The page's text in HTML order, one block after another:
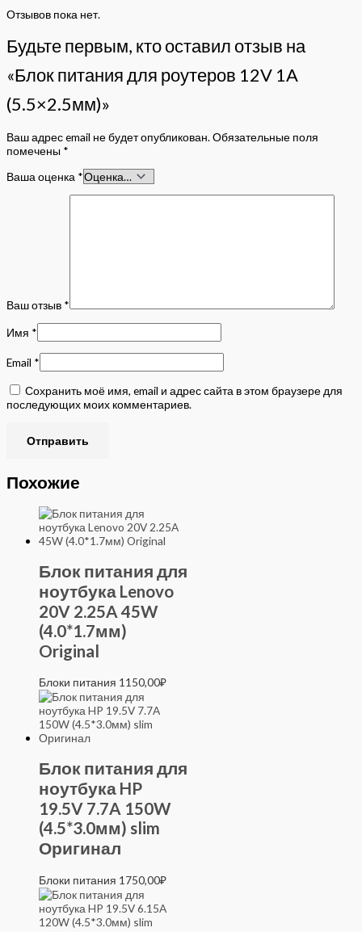
Отзывов пока нет.
Будьте первым, кто оставил отзыв на
«Блок питания для роутеров 12V 1A
(5.5×2.5мм)»
Ваш адрес email не будет опубликован.Обязательные поля
помечены *
Ваша оценка *
Ваш отзыв *
Имя *
Email *
Сохранить моё имя, email и адрес сайта в этом браузере для
последующих моих комментариев.
Похожие
Блок питания для
ноутбука Lenovo
20V 2.25A 45W
(4.0*1.7мм)
Original
Блоки питания 1150,00₽
Блок питания для
ноутбука HP
19.5V 7.7A 150W
(4.5*3.0мм) slim
Оригинал
Блоки питания 1750,00₽